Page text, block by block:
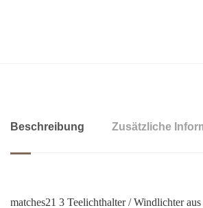
Beschreibung Zusätzliche
matches21 3 Teelichthalter / Windlichter